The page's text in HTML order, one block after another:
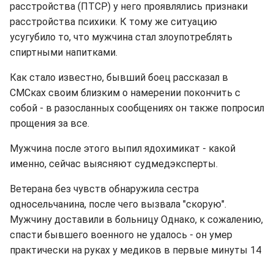
расстройства (ПТСР) у него проявлялись признаки
расстройства психики. К тому же ситуацию
усугубило то, что мужчина стал злоупотреблять
спиртными напитками.
Как стало известно, бывший боец рассказал в
СМСках своим близким о намерении покончить с
собой - в разосланных сообщениях он также попросил
прощения за все.
Мужчина после этого выпил ядохимикат - какой
именно, сейчас выясняют судмедэксперты.
Ветерана без чувств обнаружила сестра
односельчанина, после чего вызвала "скорую".
Мужчину доставили в больницу Однако, к сожалению,
спасти бывшего военного не удалось - он умер
практически на руках у медиков в первые минуты 14